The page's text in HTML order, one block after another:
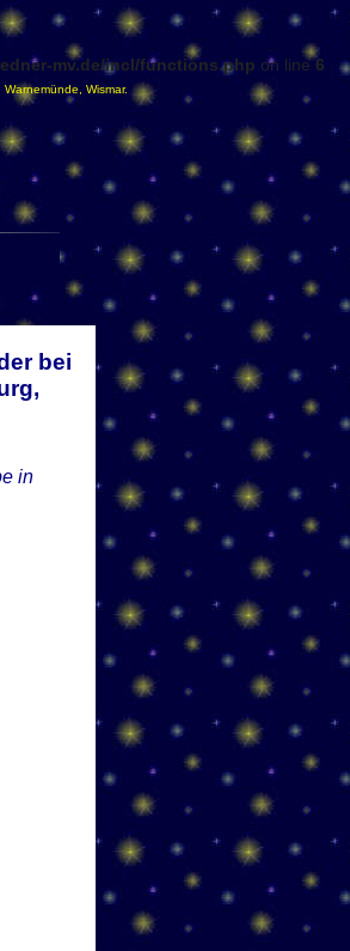
mv.de/incl/functions.php on line6
Warnemünde Wismar.
bei
in